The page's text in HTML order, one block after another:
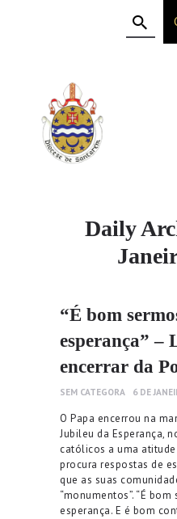
Daily
A DIOCESE
CELEBRAÇÃO
VIDA CRISTÃ
NOTÍCIAS
“É bom
esperança” –
encerrar da
SEM CATEGORA 6 DE
O Papa encerrou na
Jubileu da Esperança,
católicos a uma
procura respostas de
que as suas
“monumentos”. “É
esperança. E é bom